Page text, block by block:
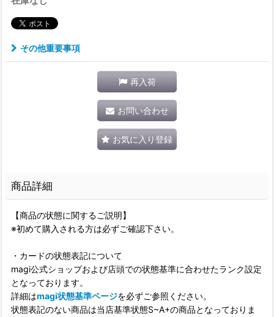
その他重要事項
再入荷
お問い合わせ
お気に入り登録
商品詳細
【商品の状態に関するご説明】
※初めて購入される方は必ずご確認下さい。
・カードの状態表記について
magi公式ショップおよび店頭での状態基準に合わせたランク設定
となっております。
詳細はmagi状態基準ページを必ずご参照ください。
状態表記のない商品は当店基準状態S~A+の商品となっておりま